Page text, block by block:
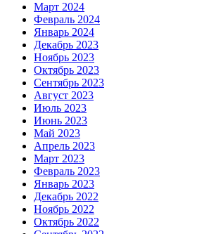
Март 2024
Февраль 2024
Январь 2024
Декабрь 2023
Ноябрь 2023
Октябрь 2023
Сентябрь 2023
Август 2023
Июль 2023
Июнь 2023
Май 2023
Апрель 2023
Март 2023
Февраль 2023
Январь 2023
Декабрь 2022
Ноябрь 2022
Октябрь 2022